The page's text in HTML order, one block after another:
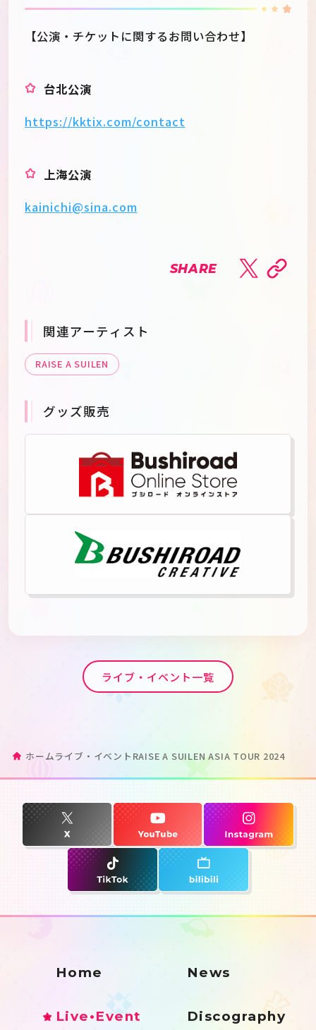
【公演・チケットに関するお問い合わせ】
台北公演
https://kktix.com/contact
上海公演
kainichi@sina.com
SHARE
関連アーティスト
RAISE A SUILEN
グッズ販売
ライブ・イベント一覧
ホームライブ・イベント RAISE A SUILEN ASIA TOUR 2024
Home News
Live•Event Discography